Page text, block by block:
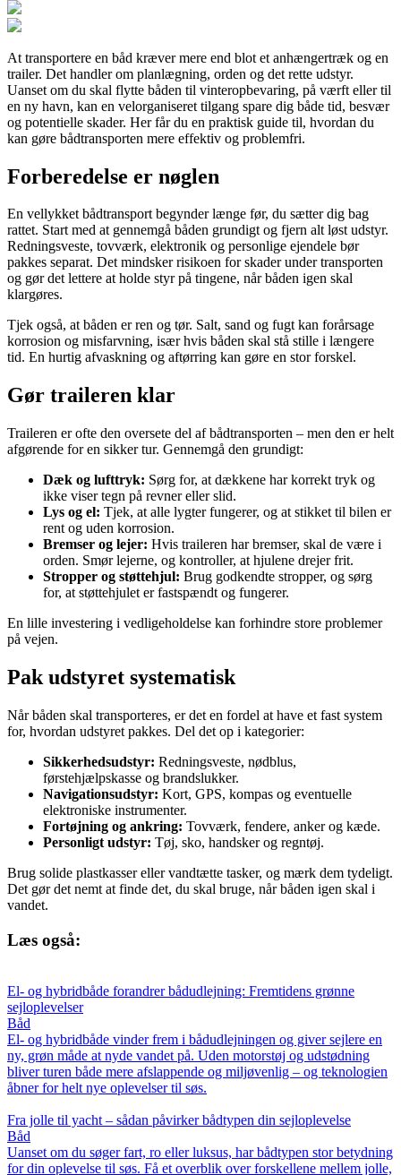
At transportere en båd kræver mere end blot et anhængertræk og en
trailer. Det handler om planlægning, orden og det rette udstyr.
Uanset om du skal flytte båden til vinteropbevaring, på værft eller til
en ny havn, kan en velorganiseret tilgang spare dig både tid, besvær
og potentielle skader. Her får du en praktisk guide til, hvordan du
kan gøre bådtransporten mere effektiv og problemfri.
Forberedelse er nøglen
En vellykket bådtransport begynder længe før, du sætter dig bag
rattet. Start med at gennemgå båden grundigt og fjern alt løst udstyr.
Redningsveste, tovværk, elektronik og personlige ejendele bør
pakkes separat. Det mindsker risikoen for skader under transporten
og gør det lettere at holde styr på tingene, når båden igen skal
klargøres.
Tjek også, at båden er ren og tør. Salt, sand og fugt kan forårsage
korrosion og misfarvning, især hvis båden skal stå stille i længere
tid. En hurtig afvaskning og aftørring kan gøre en stor forskel.
Gør traileren klar
Traileren er ofte den oversete del af bådtransporten – men den er helt
afgørende for en sikker tur. Gennemgå den grundigt:
Dæk og lufttryk: Sørg for, at dækkene har korrekt tryk og
ikke viser tegn på revner eller slid.
Lys og el: Tjek, at alle lygter fungerer, og at stikket til bilen er
rent og uden korrosion.
Bremser og lejer: Hvis traileren har bremser, skal de være i
orden. Smør lejerne, og kontroller, at hjulene drejer frit.
Stropper og støttehjul: Brug godkendte stropper, og sørg
for, at støttehjulet er fastspændt og fungerer.
En lille investering i vedligeholdelse kan forhindre store problemer
på vejen.
Pak udstyret systematisk
Når båden skal transporteres, er det en fordel at have et fast system
for, hvordan udstyret pakkes. Del det op i kategorier:
Sikkerhedsudstyr: Redningsveste, nødblus,
førstehjælpskasse og brandslukker.
Navigationsudstyr: Kort, GPS, kompas og eventuelle
elektroniske instrumenter.
Fortøjning og ankring: Tovværk, fendere, anker og kæde.
Personligt udstyr: Tøj, sko, handsker og regntøj.
Brug solide plastkasser eller vandtætte tasker, og mærk dem tydeligt.
Det gør det nemt at finde det, du skal bruge, når båden igen skal i
vandet.
Læs også:
El- og hybridbåde forandrer bådudlejning: Fremtidens grønne
sejloplevelser
Båd
El- og hybridbåde vinder frem i bådudlejningen og giver sejlere en
ny, grøn måde at nyde vandet på. Uden motorstøj og udstødning
bliver turen både mere afslappende og miljøvenlig – og teknologien
åbner for helt nye oplevelser til søs.
Fra jolle til yacht – sådan påvirker bådtypen din sejloplevelse
Båd
Uanset om du søger fart, ro eller luksus, har bådtypen stor betydning
for din oplevelse til søs. Få et overblik over forskellene mellem jolle,